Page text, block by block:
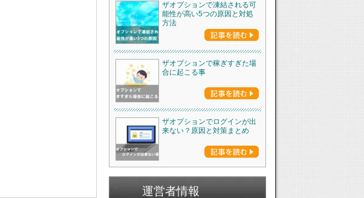
ザオプションで凍結される可
能性が高い5つの原因と対処
方法
ザオプションで稼ぎすぎた場
合に起こる事
ザオプションでログインが出
来ない？原因と対策まとめ
運営者情報